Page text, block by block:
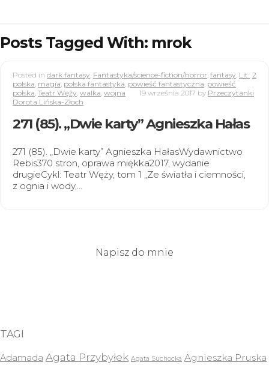
Posts Tagged With: mrok
2
Posted in dark fantasy Fantastyka/science-fiction/horror fantasy Lit.
polska magia polska fantastyka powieść fantastyczna powieść
polska Teatr Węży walka wojna 19 września 2017 by Przeczytanki
Dorota Lińska-Złoch
271 (85). „Dwie karty” Agnieszka Hałas
271 (85). „Dwie karty” Agnieszka HałasWydawnictwo
Rebis370 stron, oprawa miękka2017, wydanie
drugieCykl: Teatr Węży, tom 1 „Ze światła i ciemności,
z ognia i wody,…
Napisz do mnie
TAGI
Adamada Agata Przybyłek Agata Suchocka Agnieszka Pruska